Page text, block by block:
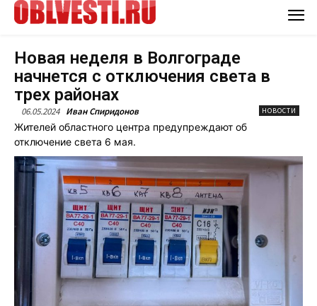
Новая неделя в Волгограде
начнется с отключения света в
трех районах
06.05.2024 Иван Спиридонов НОВОСТИ
Жителей областного центра предупреждают об
отключение света 6 мая.